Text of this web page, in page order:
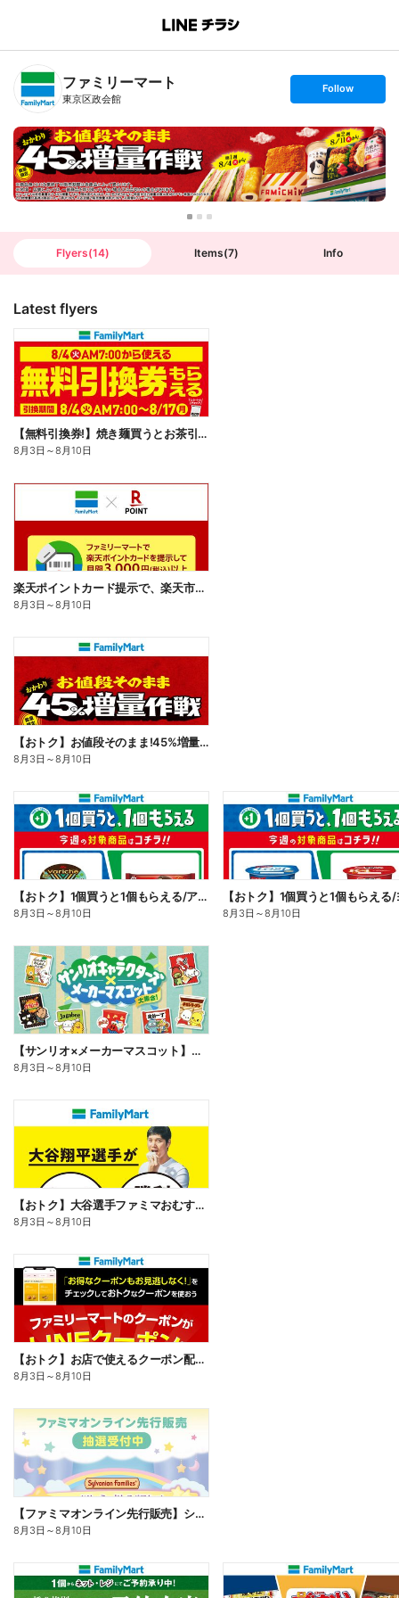
B
n
T
ファミリーマート
東京区政会館
s
t
o
l
l
o
w
Follow
Flyers(14) Items(7) Info
Latest flyers
【無料引換券!】焼き麺買うとお茶引換券貰える!
8月3日 ～8月10日
楽天ポイントカード提示で、楽天市場でのお買い物がおトクに!
8月3日 ～8月10日
【おトク】お値段そのまま!45%増量作戦!
8月3日 ～8月10日
【おトク】1個買うと1個もらえる/アイス
8月3日 ～8月10日 8月3日 ～8月10日
【サンリオ×メーカーマスコット】オリジナルグッズ貰える!
8月3日 ～8月10日
【おトク】大谷選手ファミマおむすび割
8月3日 ～8月10日
【おトク】お店で使えるクーポン配信中
8月3日 ～8月10日
【ファミマオンライン先行販売】シルバニアファミリー
8月3日 ～8月10日